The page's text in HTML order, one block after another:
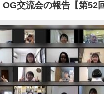
交流会の報告【第52